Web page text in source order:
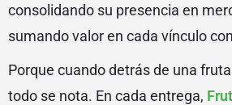
consolidando su presencia en
sumando valor en cada vínculo
Porque cuando detrás de una
todo se nota. En cada entrega,